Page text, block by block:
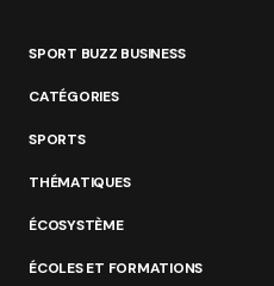
SPORT BUZZ BUSINESS
CATÉGORIES
SPORTS
THÉMATIQUES
ÉCOSYSTÈME
ÉCOLES ET FORMATIONS